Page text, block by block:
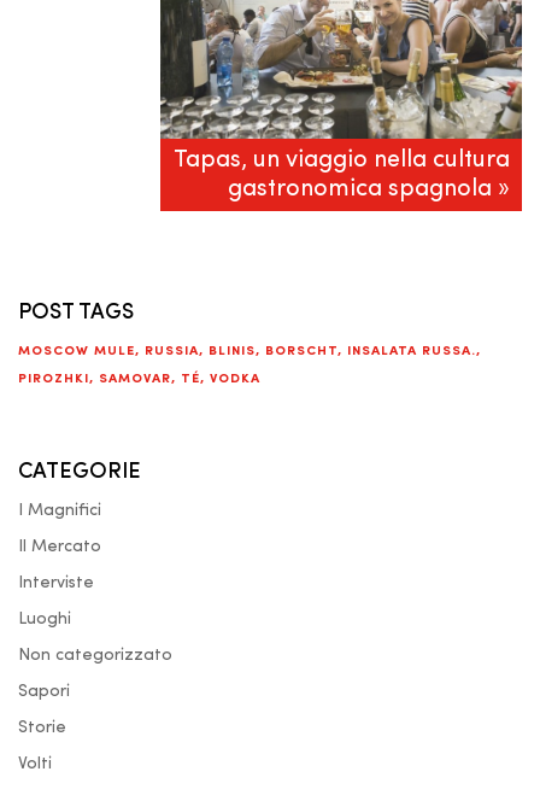
Tapas, un viaggio nella cultura
gastronomica spagnola »
POST TAGS
MOSCOW MULE, RUSSIA, BLINIS, BORSCHT, INSALATA RUSSA.,
PIROZHKI, SAMOVAR, TÉ, VODKA
CATEGORIE
I Magnifici
Il Mercato
Interviste
Luoghi
Non categorizzato
Sapori
Storie
Volti